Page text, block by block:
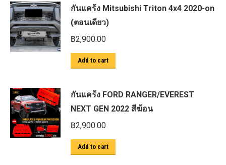
กันแคร้ง Mitsubishi Triton 4x4 2020-on
(ตอนเดียว)
฿2,900.00
Add to cart
กันแคร้ง FORD RANGER/EVEREST
NEXT GEN 2022 สีฆ้อน
฿2,900.00
Add to cart